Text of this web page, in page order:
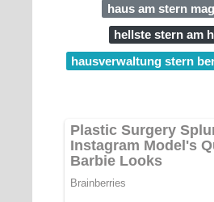
haus am stern
hellste stern am
hausverwaltung stern